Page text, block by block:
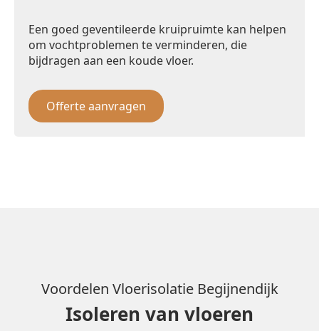
Een goed geventileerde kruipruimte kan helpen
om vochtproblemen te verminderen, die
bijdragen aan een koude vloer.
Offerte aanvragen
Voordelen Vloerisolatie Begijnendijk
Isoleren van vloeren